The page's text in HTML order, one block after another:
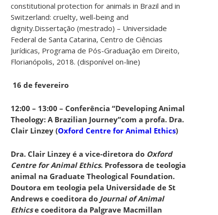
constitutional protection for animals in Brazil and in
Switzerland: cruelty, well-being and
dignity.Dissertação (mestrado) – Universidade
Federal de Santa Catarina, Centro de Ciências
Jurídicas, Programa de Pós-Graduação em Direito,
Florianópolis, 2018. (disponível on-line)
16 de fevereiro
12:00 – 13:00 – Conferência “Developing Animal
Theology: A Brazilian Journey”com a profa. Dra.
Clair Linzey (Oxford Centre for Animal Ethics)
Dra. Clair Linzey é a vice-diretora do Oxford
Centre for Animal Ethics. Professora de teologia
animal na Graduate Theological Foundation.
Doutora em teologia pela Universidade de St
Andrews e coeditora do Journal of Animal
Ethicse coeditora da Palgrave Macmillan